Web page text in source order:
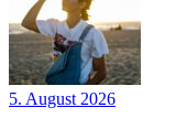
5. August 2026